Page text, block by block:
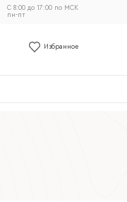
С 8:00 до 17:00 по МСК
пн-пт
Избранное